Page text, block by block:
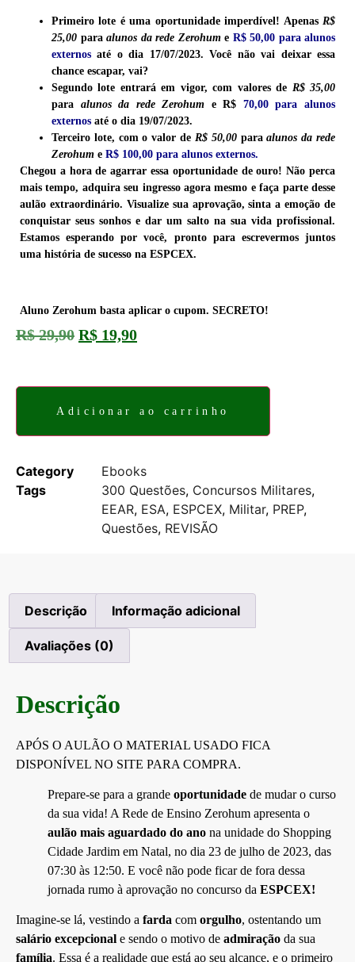
Primeiro lote é uma oportunidade imperdível! ApenasR$
25,00 para alunos da rede Zerohume R$ 50,00 para alunos
externos até o dia 17/07/2023. Você não vai deixar essa
chance escapar, vai?
Segundo lote entrará em vigor, com valores de R$ 35,00
para alunos da rede Zerohum e R$ 70,00 para alunos
externos até o dia 19/07/2023.
Terceiro lote, com o valor de R$ 50,00paraalunos da rede
Zerohum e R$ 100,00 para alunos externos.
Chegou a hora de agarrar essa oportunidade de ouro! Não perca
mais tempo, adquira seu ingresso agora mesmo e faça parte desse
aulão extraordinário. Visualize sua aprovação, sinta a emoção de
conquistar seus sonhos e dar um salto na sua vida profissional.
Estamos esperando por você, pronto para escrevermos juntos
uma história de sucesso na ESPCEX.
Aluno Zerohum basta aplicar o cupom. SECRETO!
R$29,90 R$ 19,90
Adicionar ao carrinho
Category
Ebooks
Tags
300 Questões, Concursos Militares,
EEAR, ESA, ESPCEX, Militar, PREP,
Questões, REVISÃO
Descrição Informação adicional
Avaliações (0)
Descrição
APÓS O AULÃO O MATERIAL USADO FICA
DISPONÍVEL NO SITE PARA COMPRA.
Prepare-se para a grande oportunidade de mudar o curso
da sua vida! A Rede de Ensino Zerohum apresenta o
aulão mais aguardado do ano na unidade do Shopping
Cidade Jardim em Natal, no dia 23 de julho de 2023, das
07:30 às 12:50. E você não pode ficar de fora dessa
jornada rumo à aprovação no concurso da ESPCEX!
Imagine-se lá, vestindo a farda com orgulho, ostentando um
salário excepcional e sendo o motivo de admiração da sua
família. Essa é a realidade que está ao seu alcance, e o primeiro